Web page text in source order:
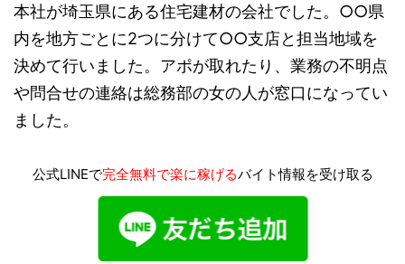
本社が埼玉県にある住宅建材の会社でした。○○県
内を地方ごとに2つに分けて○○支店と担当地域を
決めて行いました。アポが取れたり、業務の不明点
や問合せの連絡は総務部の女の人が窓口になってい
ました。
公式LINEで完全無料で楽に稼げるバイト情報を受け取る